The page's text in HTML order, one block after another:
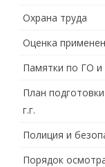
Охрана труда
Оценка
Памятки по ГО и
План
г.г.
Полиция и
Порядок